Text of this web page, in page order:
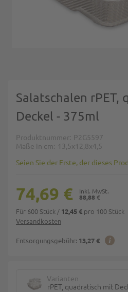
Salatschalen rPET,
Deckel - 375ml
Produktnummer P2G5597
Maße in cm
13,5x12,8x4,5
Seien Sie der Erste, der dieses
Versandkosten
Entsorgungsgebühr: 13,27 €
88,88 €
74,69 €
Für 600 Stück / 12,45 € pro 100 Stück
Varianten
rPET, quadratisch mit